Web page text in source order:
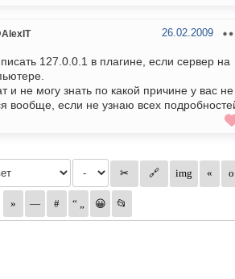
26.02.2009
127.0.0.1 в плагине, если сервер на
и не могу знать по какой причине у вас не
вообще, если не узнаю всех